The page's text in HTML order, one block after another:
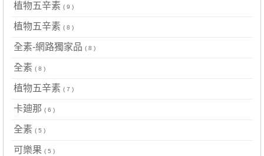
植物五辛素 ( 9 )
植物五辛素 ( 8 )
全素-網路獨家品 ( 8 )
全素 ( 8 )
植物五辛素 ( 7 )
卡廸那 ( 6 )
全素 ( 5 )
可樂果 ( 5 )